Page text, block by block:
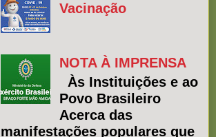
Vacinação
NOTA À IMPRENSA
Às Instituições e ao
Povo Brasileiro
Acerca das
manifestações populares que